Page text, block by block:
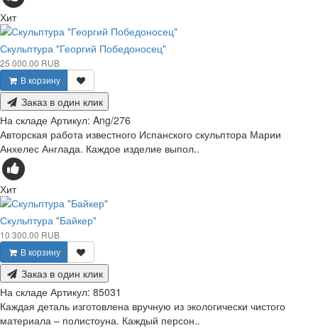
Хит
Скульптура "Георгий Победоносец"
25 000.00 RUB
В корзину
Заказ в один клик
На складе Артикул: Ang/276
Авторская работа известного Испанского скульптора Марии
Анхелес Англада. Каждое изделие выпол..
Хит
Скульптура "Байкер"
10 300.00 RUB
В корзину
Заказ в один клик
На складе Артикул: 85031
Каждая деталь изготовлена вручную из экологически чистого
материала – полистоуна. Каждый персон..